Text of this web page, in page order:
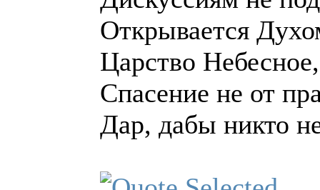
Открывается
Царство
Спасение не от
Дар, дабы никто